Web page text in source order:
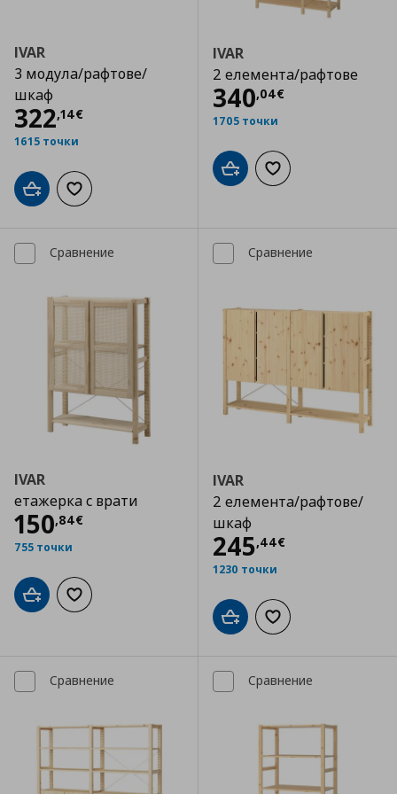
IVAR
3 модула/рафтове/
шкаф
322,14€
Цена
1615 точки
Добави в кошницата
Добави към списъка с любими
IVAR
2 елемента/рафтове
340,04€
Цена340,04 €
1705 точки
Добави в кошницата
Добави към
Сравнение
IVAR
етажерка с врати
150,84€
Цена
755 точки
Добави в кошницата
Добави към списъка с любими
Сравнение
IVAR
2 елемента/рафтове/
шкаф
245,44€
Цена245,44 €
1230 точки
Добави в кошницата
Добави към
Сравнение Сравнение